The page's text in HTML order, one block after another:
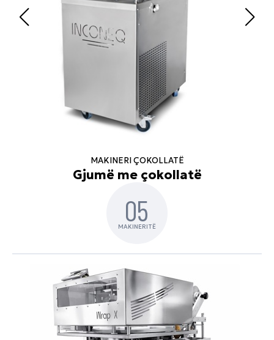
MAKINERI ÇOKOLLATË
Gjumë me çokollatë
05
MAKINERITË